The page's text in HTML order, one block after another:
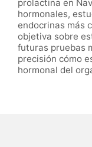
prolactina en
hormonales,
endocrinas más
objetiva sobre
futuras pruebas
precisión cómo
hormonal del